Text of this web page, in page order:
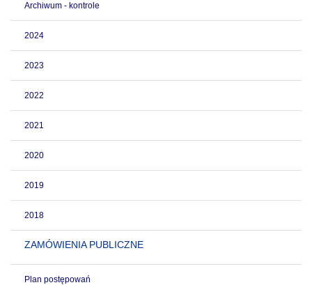
Archiwum - kontrole
2024
2023
2022
2021
2020
2019
2018
ZAMÓWIENIA PUBLICZNE
Plan postępowań